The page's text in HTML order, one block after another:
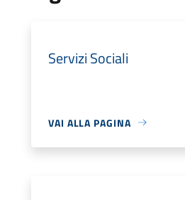
Servizi Sociali
VAI ALLA PAGINA